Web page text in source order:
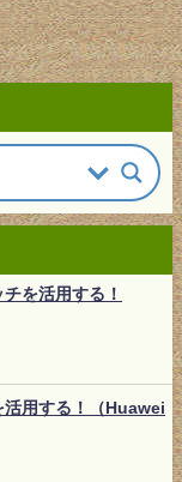
を活用する！
活用する！（Huawei